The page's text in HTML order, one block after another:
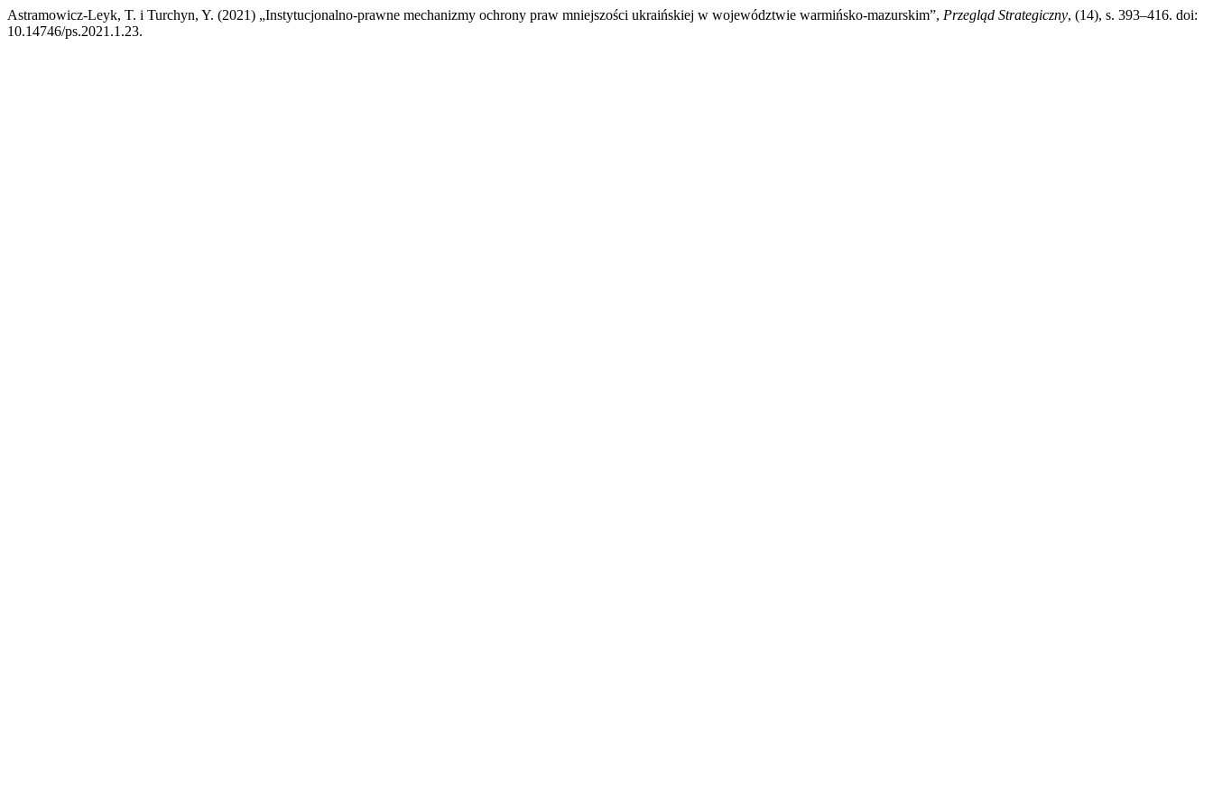
Astramowicz-Leyk, T. i Turchyn, Y. (2021) „Instytucjonalno-prawne mechanizmy ochrony praw mniejszości ukraińskiej w województwie warmińsko-mazurskim”, Przegląd Strategiczny, (14), s. 393–416. doi:
10.14746/ps.2021.1.23.